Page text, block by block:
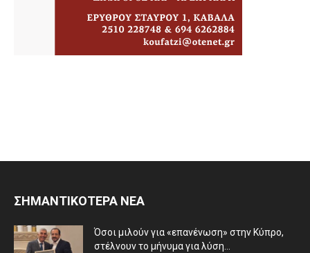
ΣΗΜΑΝΤΙΚΟΤΕΡΑ ΝΕΑ
Όσοι μιλούν για «επανένωση» στην Κύπρο,
στέλνουν το μήνυμα για λύση...